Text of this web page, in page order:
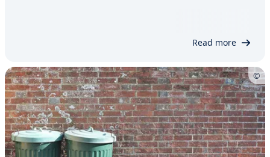
kaj je treba pred tem upo­šte­va­ti in v čem se…
Read more